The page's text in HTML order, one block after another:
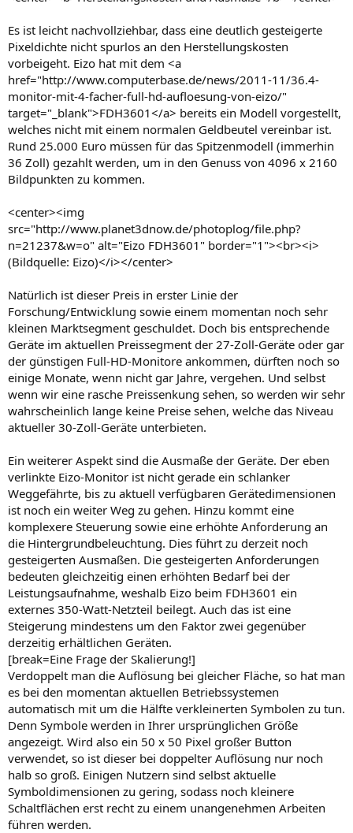
Es ist leicht nachvollziehbar, dass eine deutlich gesteigerte
Pixeldichte nicht spurlos an den Herstellungskosten
vorbeigeht. Eizo hat mit dem <a
href="http://www.computerbase.de/news/2011-11/36.4-
monitor-mit-4-facher-full-hd-aufloesung-von-eizo/"
target="_blank">FDH3601</a> bereits ein Modell vorgestellt,
welches nicht mit einem normalen Geldbeutel vereinbar ist.
Rund 25.000 Euro müssen für das Spitzenmodell (immerhin
36 Zoll) gezahlt werden, um in den Genuss von 4096 x 2160
Bildpunkten zu kommen.
<center><img
src="http://www.planet3dnow.de/photoplog/file.php?
n=21237&w=o" alt="Eizo FDH3601" border="1"><br><i>
(Bildquelle: Eizo)</i></center>
Natürlich ist dieser Preis in erster Linie der
Forschung/Entwicklung sowie einem momentan noch sehr
kleinen Marktsegment geschuldet. Doch bis entsprechende
Geräte im aktuellen Preissegment der 27-Zoll-Geräte oder gar
der günstigen Full-HD-Monitore ankommen, dürften noch so
einige Monate, wenn nicht gar Jahre, vergehen. Und selbst
wenn wir eine rasche Preissenkung sehen, so werden wir sehr
wahrscheinlich lange keine Preise sehen, welche das Niveau
aktueller 30-Zoll-Geräte unterbieten.
Ein weiterer Aspekt sind die Ausmaße der Geräte. Der eben
verlinkte Eizo-Monitor ist nicht gerade ein schlanker
Weggefährte, bis zu aktuell verfügbaren Gerätedimensionen
ist noch ein weiter Weg zu gehen. Hinzu kommt eine
komplexere Steuerung sowie eine erhöhte Anforderung an
die Hintergrundbeleuchtung. Dies führt zu derzeit noch
gesteigerten Ausmaßen. Die gesteigerten Anforderungen
bedeuten gleichzeitig einen erhöhten Bedarf bei der
Leistungsaufnahme, weshalb Eizo beim FDH3601 ein
externes 350-Watt-Netzteil beilegt. Auch das ist eine
Steigerung mindestens um den Faktor zwei gegenüber
derzeitig erhältlichen Geräten.
[break=Eine Frage der Skalierung!]
Verdoppelt man die Auflösung bei gleicher Fläche, so hat man
es bei den momentan aktuellen Betriebssystemen
automatisch mit um die Hälfte verkleinerten Symbolen zu tun.
Denn Symbole werden in Ihrer ursprünglichen Größe
angezeigt. Wird also ein 50 x 50 Pixel großer Button
verwendet, so ist dieser bei doppelter Auflösung nur noch
halb so groß. Einigen Nutzern sind selbst aktuelle
Symboldimensionen zu gering, sodass noch kleinere
Schaltflächen erst recht zu einem unangenehmen Arbeiten
führen werden.